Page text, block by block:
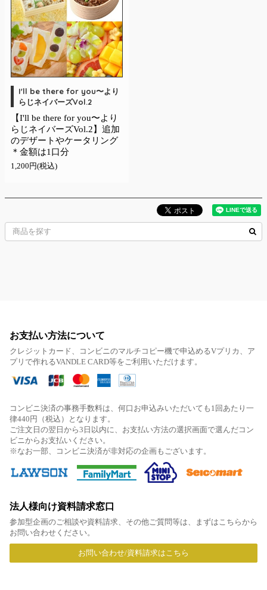
I'll be there for you〜より
らじネイバーズVol.2
【I'll be there for you〜より
らじネイバーズVol.2】追加
のデザートやケータリング
＊金額は1口分
1,200円(税込)
お支払い方法について
クレジットカード、コンビニのマルチコピー機で申込めるVプリカ、ア
プリで作れるVANDLE CARD等をご利用いただけます。
コンビニ決済の事務手数料は、何口お申込みいただいても1回あたり一
律440円（税込）となります。
ご注文日の翌日から3日以内に、お支払い方法の選択画面で選んだコン
ビニからお支払いください。
※なお一部、コンビニ決済が非対応の企画もございます。
法人様向け資料請求窓口
参加型企画のご相談や資料請求、その他ご質問等は、まずはこちらから
お問い合わせください。
お問い合わせ/資料請求はこちら